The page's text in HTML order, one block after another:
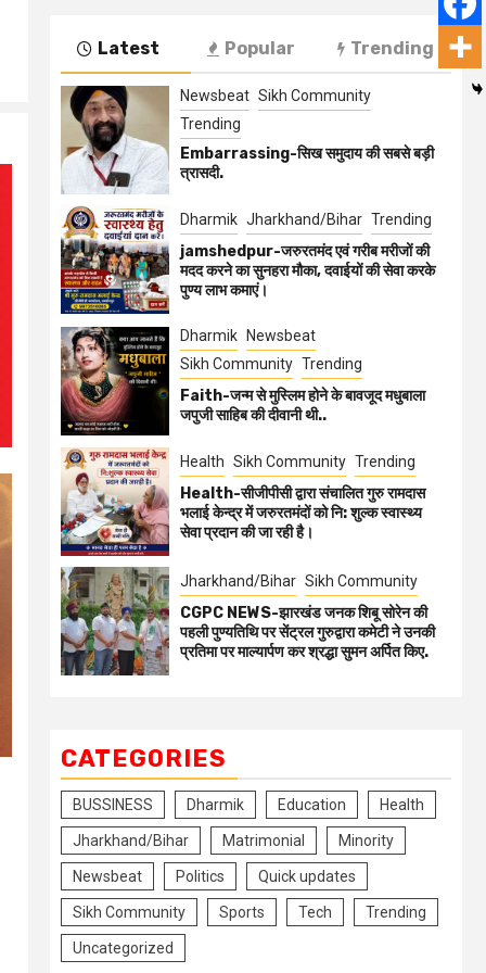
Latest Popular Trending
Newsbeat Sikh Community
Trending
Embarrassing-सिख समुदाय की सबसे बड़ी
त्रासदी.
Dharmik Jharkhand/Bihar Trending
jamshedpur-जरुरतमंद एवं गरीब मरीजों की
मदद करने का सुनहरा मौका, दवाईयों की सेवा करके
पुण्य लाभ कमाएं।
Dharmik
Newsbeat
Sikh Community Trending
Faith-जन्म से मुस्लिम होने के बावजूद मधुबाला
जपुजी साहिब की दीवानी थी..
Health Sikh Community Trending
Health-सीजीपीसी द्वारा संचालित गुरु रामदास
भलाई केन्द्र में जरुरतमंदों को नि: शुल्क स्वास्थ्य
सेवा प्रदान की जा रही है।
Jharkhand/Bihar Sikh Community
CGPC NEWS-झारखंड जनक शिबू सोरेन की
पहली पुण्यतिथि पर सेंट्रल गुरुद्वारा कमेटी ने उनकी
प्रतिमा पर माल्यार्पण कर श्रद्धा सुमन अर्पित किए.
CATEGORIES
BUSSINESS Dharmik Education Health
Jharkhand/Bihar Matrimonial Minority
Newsbeat Politics Quick updates
Sikh Community Sports Tech Trending
Uncategorized